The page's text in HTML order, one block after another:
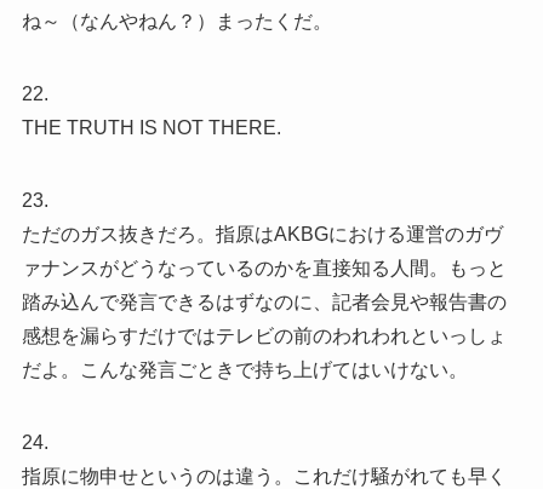
ね～（なんやねん？）まったくだ。
22.
THE TRUTH IS NOT THERE.
23.
ただのガス抜きだろ。指原はAKBGにおける運営のガヴ
ァナンスがどうなっているのかを直接知る人間。もっと
踏み込んで発言できるはずなのに、記者会見や報告書の
感想を漏らすだけではテレビの前のわれわれといっしょ
だよ。こんな発言ごときで持ち上げてはいけない。
24.
指原に物申せというのは違う。これだけ騒がれても早く